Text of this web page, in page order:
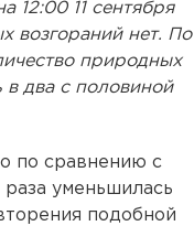
11 сентября
возгораний нет. По
природных
два с половиной
по сравнению с
уменьшилась
подобной